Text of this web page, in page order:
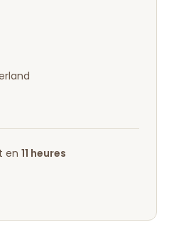
en 11 heures